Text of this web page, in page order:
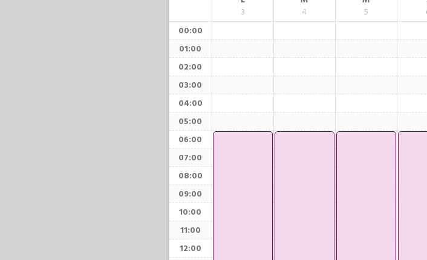
3
4
5
00:00
01:00
02:00
03:00
04:00
05:00
06:00
07:00
08:00
09:00
10:00
11:00
12:00